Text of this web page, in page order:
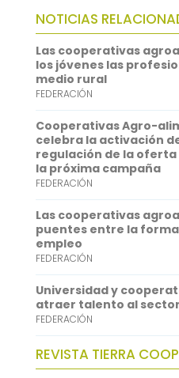
b
o
o
k
t
t
e
r
a
i
l
h
a
t
s
A
p
p
L
i
n
k
e
d
I
n
NOTICIAS
Las cooperativas
los jóvenes las
medio rural
FEDERACIÓN
Cooperativas Agro-
celebra la activación
regulación de la
la próxima campaña
FEDERACIÓN
Las cooperativas
puentes entre la
empleo
FEDERACIÓN
Universidad y
atraer talento al
FEDERACIÓN
REVISTA TIERRA